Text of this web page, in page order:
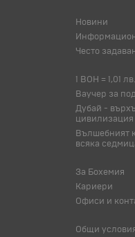
Новини
Често
1 BOH = 1,01 лв.
Ваучер за
Дубай -
цивилизация
Вълшебният
всяка
За Бохемия
Кариери
Офиси и
Общи